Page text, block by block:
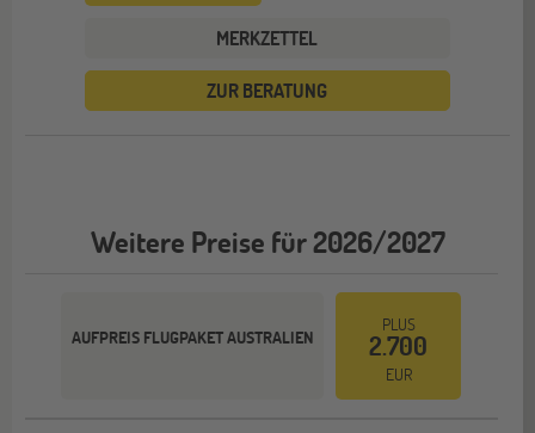
MERKZETTEL
ZUR BERATUNG
Weitere Preise für 2026/2027
AUFPREIS FLUGPAKET AUSTRALIEN
PLUS
2.700
EUR